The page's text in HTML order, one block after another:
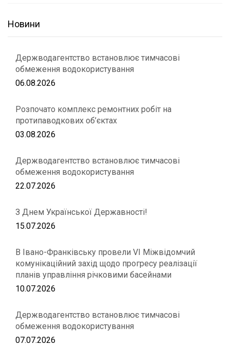
Новини
Держводагентство встановлює тимчасові
обмеження водокористування
06.08.2026
Розпочато комплекс ремонтних робіт на
протипаводкових об’єктах
03.08.2026
Держводагентство встановлює тимчасові
обмеження водокористування
22.07.2026
З Днем Української Державності!
15.07.2026
В Івано-Франківську провели VІ Міжвідомчий
комунікаційний захід щодо прогресу реалізації
планів управління річковими басейнами
10.07.2026
Держводагентство встановлює тимчасові
обмеження водокористування
07.07.2026